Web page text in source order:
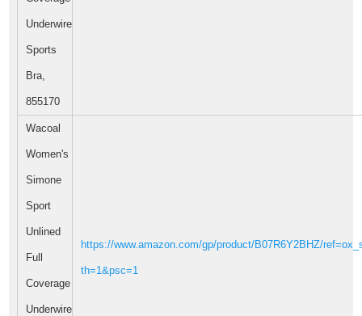
Underwire
Sports
Bra,
855170
Wacoal
Women's
Simone
Sport
Unlined
Full
Coverage
Underwire
https://www.amazon.com/gp/product/B07R6Y2BHZ/
th=1&psc=1